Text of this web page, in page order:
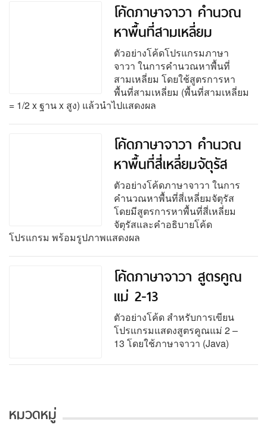
โค้ดภาษาจาวา คำนวณ
หาพื้นที่สามเหลี่ยม
ตัวอย่างโค้ดโปรแกรมภาษา
จาวา ในการคำนวณหาพื้นที่
สามเหลี่ยม โดยใช้สูตรการหา
พื้นที่สามเหลี่ยม (พื้นที่สามเหลี่ยม
= 1/2 x ฐาน x สูง) แล้วนำไปแสดงผล
โค้ดภาษาจาวา คำนวณ
หาพื้นที่สี่เหลี่ยมจัตุรัส
ตัวอย่างโค้ดภาษาจาวา ในการ
คำนวณหาพื้นที่สี่เหลี่ยมจัตุรัส
โดยมีสูตรการหาพื้นที่สี่เหลี่ยม
จัตุรัสและคำอธิบายโค้ด
โปรแกรม พร้อมรูปภาพแสดงผล
โค้ดภาษาจาวา สูตรคูณ
แม่ 2-13
ตัวอย่างโค้ด สำหรับการเขียน
โปรแกรมแสดงสูตรคูณแม่ 2 –
13 โดยใช้ภาษาจาวา (Java)
หมวดหมู่